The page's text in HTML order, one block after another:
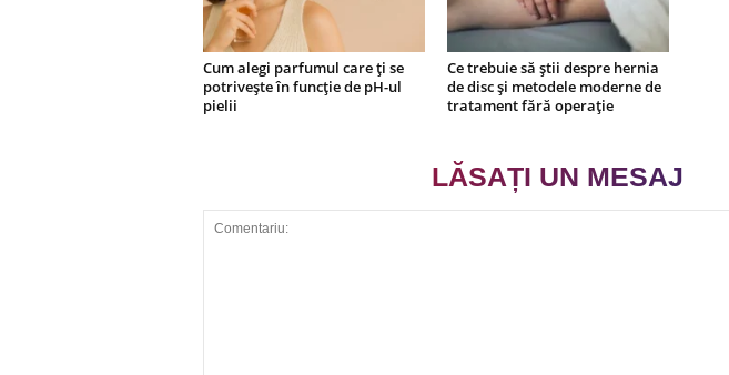
Cum alegi parfumul care ți se
potrivește în funcție de pH-ul
pielii
Ce trebuie să știi despre hernia
de disc și metodele moderne de
tratament fără operație
LĂSAȚI UN MESAJ